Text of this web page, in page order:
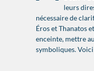
leurs
nécessaire de
Éros et Thanatos
enceinte, mettre
symboliques.